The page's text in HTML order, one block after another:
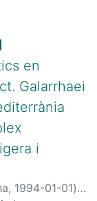
Vegetal
de la
en el
y Sanidad
una
deberían
para
en
Galarrhaei
i
, 1994-01-01)